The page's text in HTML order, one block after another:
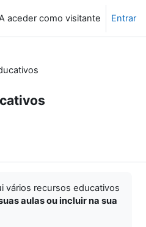
A aceder como visitante Entrar
vários recursos educativos
aulas ou incluir na sua